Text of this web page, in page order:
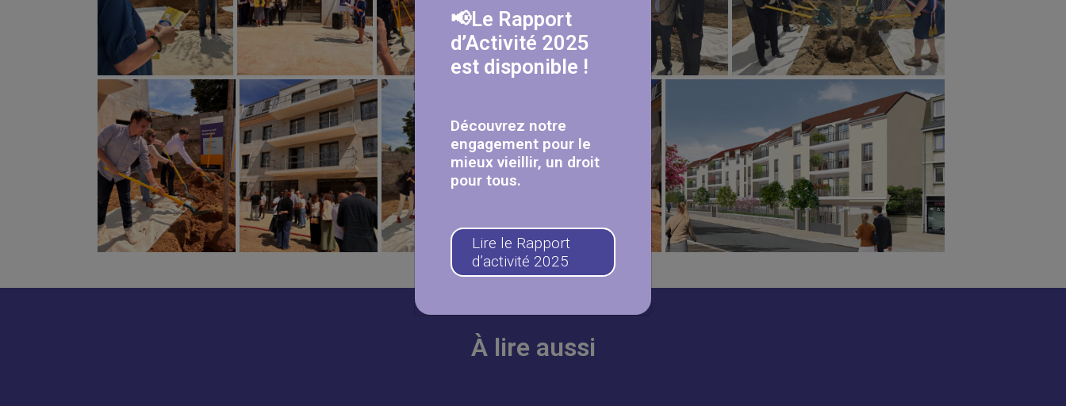
À lire aussi
📢Le Rapport
d’Activité 2025
est disponible !
Découvrez notre
engagement pour le
mieux vieillir, un droit
pour tous.
Lire le Rapport
d’activité 2025